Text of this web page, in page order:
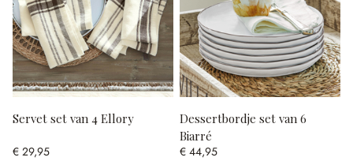
Servet set van 4 Ellory
€ 29,95
Dessertbordje set van 6
Biarré
€ 44,95